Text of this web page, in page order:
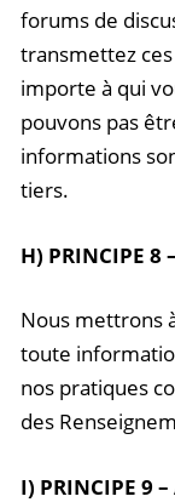
forums de
transmettez
importe à qui
pouvons pas
informations
tiers.
H) PRINCIPE 8
Nous mettrons
toute
nos pratiques
des
I) PRINCIPE 9 –